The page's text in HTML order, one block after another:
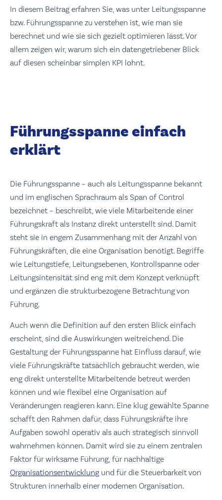
In diesem Beitrag erfahren Sie, was unter Leitungsspanne
bzw. Führungsspanne zu verstehen ist, wie man sie
berechnet und wie sie sich gezielt optimieren lässt. Vor
allem zeigen wir, warum sich ein datengetriebener Blick
auf diesen scheinbar simplen KPI lohnt.
Führungsspanne einfach
erklärt
Die Führungsspanne – auch als Leitungsspanne bekannt
und im englischen Sprachraum als Span of Control
bezeichnet – beschreibt, wie viele Mitarbeitende einer
Führungskraft als Instanz direkt unterstellt sind. Damit
steht sie in engem Zusammenhang mit der Anzahl von
Führungskräften, die eine Organisation benötigt. Begriffe
wie Leitungstiefe, Leitungsebenen, Kontrollspanne oder
Leitungsintensität sind eng mit dem Konzept verknüpft
und ergänzen die strukturbezogene Betrachtung von
Führung.
Auch wenn die Definition auf den ersten Blick einfach
erscheint, sind die Auswirkungen weitreichend. Die
Gestaltung der Führungsspanne hat Einfluss darauf, wie
viele Führungskräfte tatsächlich gebraucht werden, wie
eng direkt unterstellte Mitarbeitende betreut werden
können und wie flexibel eine Organisation auf
Veränderungen reagieren kann. Eine klug gewählte Spanne
schafft den Rahmen dafür, dass Führungskräfte ihre
Aufgaben sowohl operativ als auch strategisch sinnvoll
wahrnehmen können. Damit wird sie zu einem zentralen
Faktor für wirksame Führung, für nachhaltige
Organisationsentwicklung und für die Steuerbarkeit von
Strukturen innerhalb einer modernen Organisation.